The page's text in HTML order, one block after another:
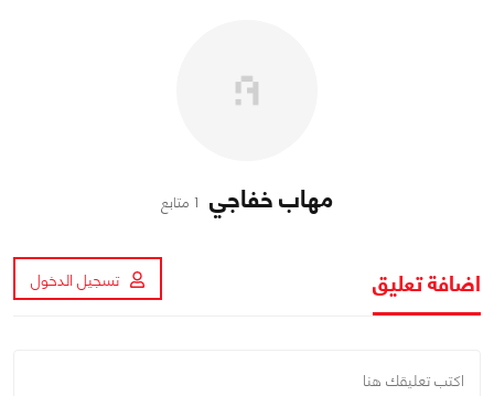
مهاب خفاجي 1 متابع
اضافة تعليق تسجيل الدخول